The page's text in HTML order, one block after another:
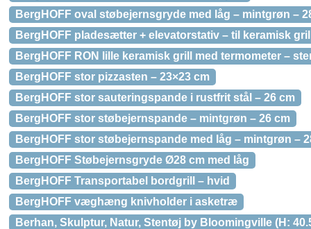
BergHOFF oval støbejernsgryde med låg – mintgrøn –
BergHOFF pladesætter + elevatorstativ – til keramisk
BergHOFF RON lille keramisk grill med termometer –
BergHOFF stor pizzasten – 23×23 cm
BergHOFF stor sauteringspande i rustfrit stål – 26 cm
BergHOFF stor støbejernspande – mintgrøn – 26 cm
BergHOFF stor støbejernspande med låg – mintgrøn –
BergHOFF Støbejernsgryde Ø28 cm med låg
BergHOFF Transportabel bordgrill – hvid
BergHOFF væghæng knivholder i asketræ
Berhan, Skulptur, Natur, Stentøj by Bloomingville (H: